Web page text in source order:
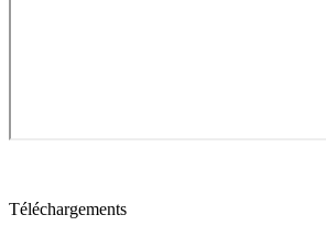
Téléchargements